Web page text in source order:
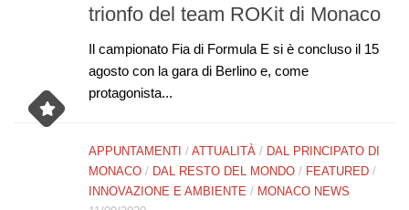
trionfo del team ROKit di Monaco
Il campionato Fia di Formula E si è concluso il 15
agosto con la gara di Berlino e, come
protagonista...
APPUNTAMENTI / ATTUALITÀ / DAL PRINCIPATO DI
MONACO / DAL RESTO DEL MONDO / FEATURED /
INNOVAZIONE E AMBIENTE / MONACO NEWS